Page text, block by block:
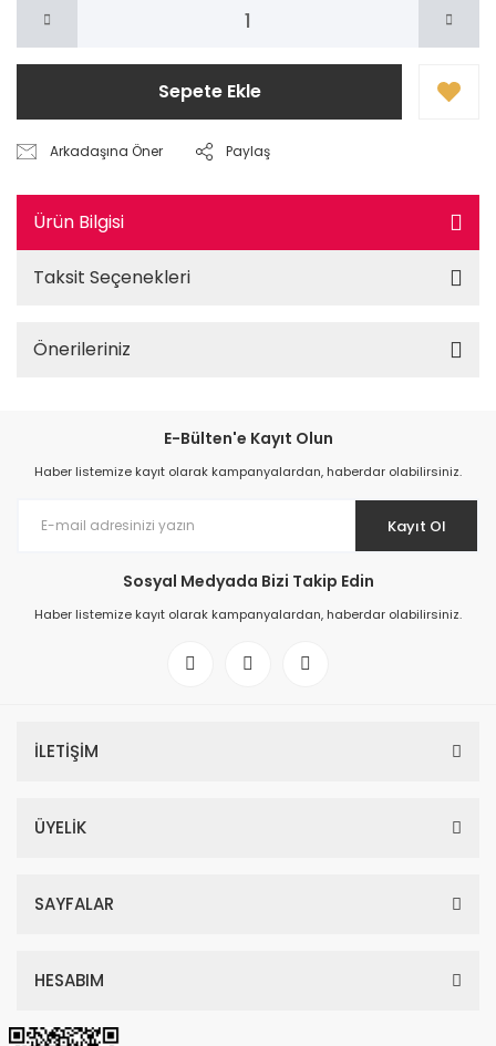
Sepete Ekle
Arkadaşına Öner Paylaş
Ürün Bilgisi
Taksit Seçenekleri
Önerileriniz
E-Bülten'e Kayıt Olun
Haber listemize kayıt olarak kampanyalardan, haberdar olabilirsiniz.
Kayıt Ol
Sosyal Medyada Bizi Takip Edin
Haber listemize kayıt olarak kampanyalardan, haberdar olabilirsiniz.
İLETİŞİM
ÜYELİK
SAYFALAR
HESABIM